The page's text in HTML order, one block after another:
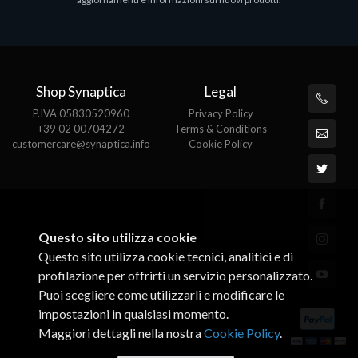
Shop Synaptica
P.IVA 05830520960
+39 02 00704272
customercare@synaptica.info
Legal
Privacy Policy
Terms & Conditions
Cookie Policy
Questo sito utilizza cookie
Questo sito utilizza cookie tecnici, analitici e di
profilazione per offrirti un servizio personalizzato.
Puoi scegliere come utilizzarli e modificare le
impostazioni in qualsiasi momento.
Maggiori dettagli nella nostraCookie Policy.